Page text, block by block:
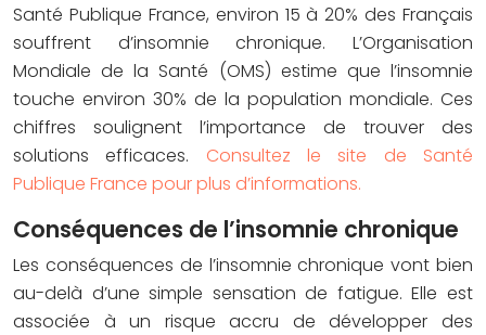
Santé Publique France, environ 15 à 20% des Français
souffrent d’insomnie chronique. L’Organisation
Mondiale de la Santé (OMS) estime que l’insomnie
touche environ 30% de la population mondiale. Ces
chiffres soulignent l’importance de trouver des
solutions efficaces. Consultez le site de Santé
Publique France pour plus d’informations.
Conséquences de l’insomnie chronique
Les conséquences de l’insomnie chronique vont bien
au-delà d’une simple sensation de fatigue. Elle est
associée à un risque accru de développer des